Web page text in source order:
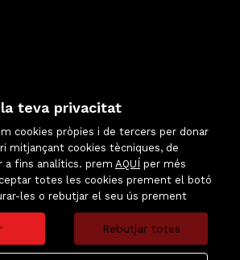
teva privacitat
cookies pròpies i de tercers per donar
mitjançant cookies tècniques, de
a fins analítics. prem AQUÍ per més
totes les cookies prement el botó
les o rebutjar el seu ús prement
Rebutjar totes